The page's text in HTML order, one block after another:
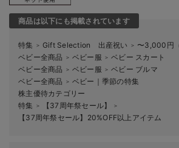
商品は以下にも掲載されています
特集 ＞ Gift Selection 出産祝い ＞ 〜3,000円
ベビー全商品
＞ ベビー服 ＞ ベビー スカート
ベビー全商品
＞ ベビー服 ＞ ベビー ブルマ
ベビー全商品
＞ ベビー｜季節の特集
株主優待カテゴリー
特集
＞ 【37周年祭セール】 ＞
【37周年祭セール】20%OFF以上アイテム